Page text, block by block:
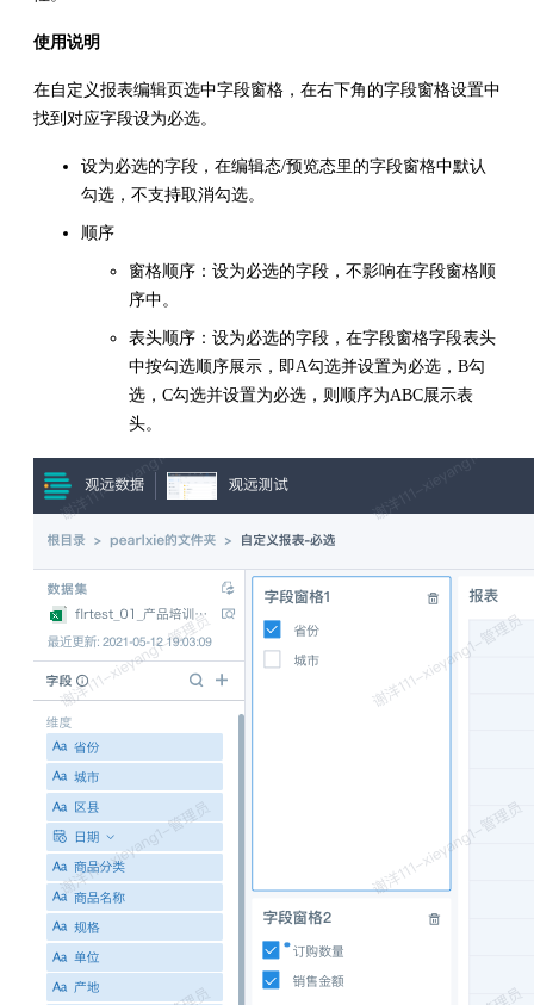
使用说明
在自定义报表编辑页选中字段窗格，在右下角的字段窗格设置中
找到对应字段设为必选。
设为必选的字段，在编辑态/预览态里的字段窗格中默认
勾选，不支持取消勾选。
顺序
窗格顺序：设为必选的字段，不影响在字段窗格顺
序中。
表头顺序：设为必选的字段，在字段窗格字段表头
中按勾选顺序展示，即A勾选并设置为必选，B勾
选，C勾选并设置为必选，则顺序为ABC展示表
头。